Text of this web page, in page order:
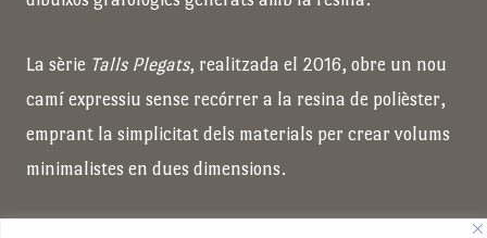
La sèrie Talls Plegats, realitzada el 2016, obre un nou
camí expressiu sense recórrer a la resina de polièster,
emprant la simplicitat dels materials per crear volums
minimalistes en dues dimensions.